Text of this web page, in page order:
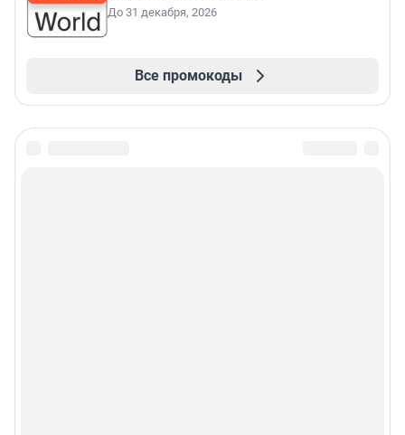
До 31 декабря, 2026
Все промокоды